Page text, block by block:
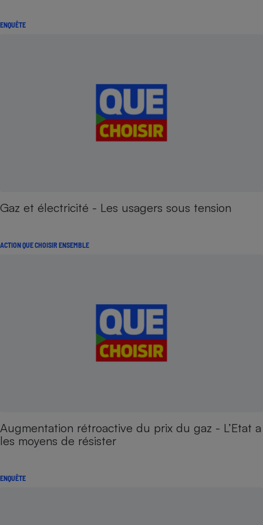
ENQUÊTE
Gaz et électricité - Les usagers sous tension
ACTION QUE CHOISIR ENSEMBLE
Augmentation rétroactive du prix du gaz - L’Etat a
les moyens de résister
ENQUÊTE